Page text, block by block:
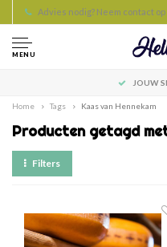
Advies nodig? Neem contact
MENU
JOUW
Home Tags Kaas van Hennekam
Producten getagd
Filters